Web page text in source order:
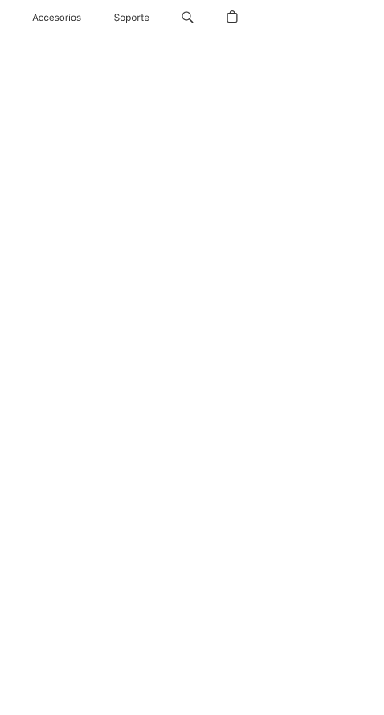
Accesorios Soporte